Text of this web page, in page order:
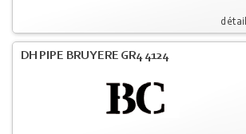
DH PIPE BRUYERE GR4 4124